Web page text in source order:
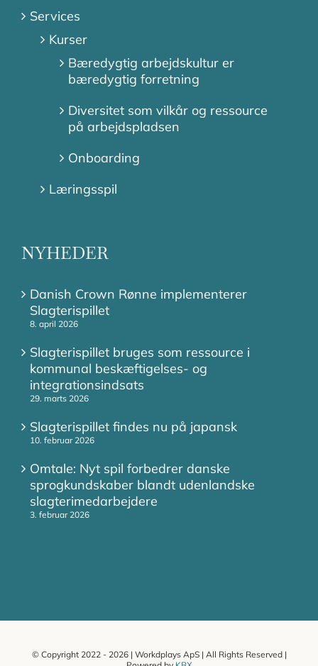
Services
Kurser
Bæredygtig arbejdskultur er
bæredygtig forretning
Diversitet som vilkår og ressource
på arbejdspladsen
Onboarding
Læringsspil
NYHEDER
Danish Crown Rønne implementerer
Slagterispillet
8. april 2026
Slagterispillet bruges som ressource i
kommunal beskæftigelses- og
integrationsindsats
29. marts 2026
Slagterispillet findes nu på japansk
10. februar 2026
Omtale: Nyt spil forbedrer danske
sprogkundskaber blandt udenlandske
slagterimedarbejdere
3. februar 2026
© Copyright 2022 - 2026 | Workdplays ApS | All Rights Reserved |